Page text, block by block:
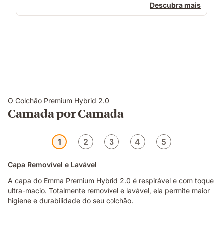
Descubra mais
O Colchão Premium Hybrid 2.0
Camada por Camada
1 2 3 4 5
Capa Removível e Lavável
A capa do Emma Premium Hybrid 2.0 é respirável e com toque
ultra-macio. Totalmente removível e lavável, ela permite maior
higiene e durabilidade do seu colchão.